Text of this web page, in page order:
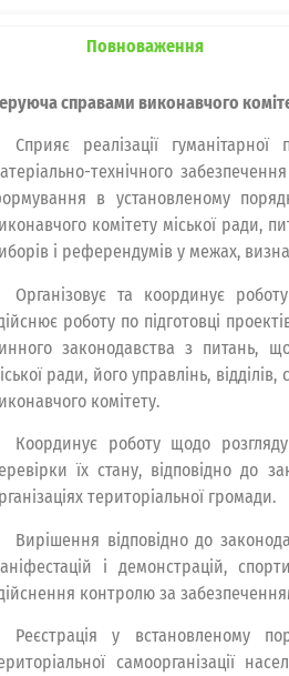
Повноваження
справами виконавчого
Сприяє реалізації гуманітарної
технічного
в установленому
комітету міської ради,
і референдумів у межах,
Організовує та координує
роботу по підготовці
законодавства з питань,
ради, його управлінь,
комітету.
Координує роботу щодо
їх стану, відповідно до
територіальної громади.
Вирішення відповідно до
і демонстрацій,
контролю за
Реєстрація у встановленому
самоорганізації